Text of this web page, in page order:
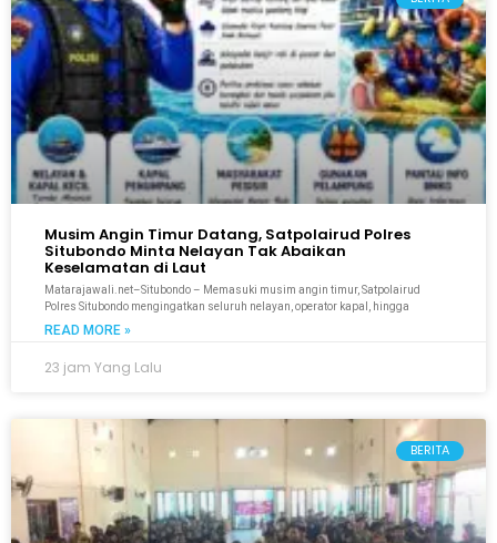
Musim Angin Timur Datang, Satpolairud Polres
Situbondo Minta Nelayan Tak Abaikan
Keselamatan di Laut
Matarajawali.net–Situbondo – Memasuki musim angin timur, Satpolairud
Polres Situbondo mengingatkan seluruh nelayan, operator kapal, hingga
READ MORE »
23 jam Yang Lalu
BERITA